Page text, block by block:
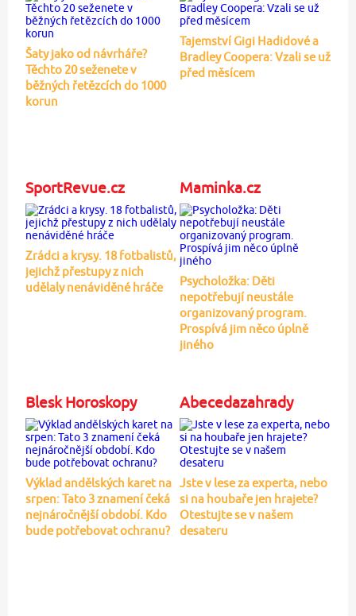
Šaty jako od návrháře?
Těchto 20 seženete v
běžných řetězcích do 1000
korun
Tajemství Gigi Hadidové a
Bradley Coopera: Vzali se už
před měsícem
SportRevue.cz
Zrádci a krysy. 18 fotbalistů,
jejichž přestupy z nich
udělaly nenáviděné hráče
Maminka.cz
Psycholožka: Děti
nepotřebují neustále
organizovaný program.
Prospívá jim něco úplně
jiného
Blesk Horoskopy
Výklad andělských karet na
srpen: Tato 3 znamení čeká
nejnáročnější období. Kdo
bude potřebovat ochranu?
Abecedazahrady
Jste v lese za experta, nebo
si na houbaře jen hrajete?
Otestujte se v našem
desateru